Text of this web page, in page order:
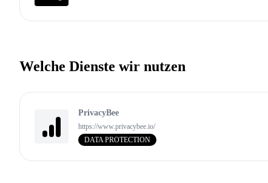
Welche Dienste wir nutzen
PrivacyBee
https://www.privacybee.io/
DATA PROTECTION